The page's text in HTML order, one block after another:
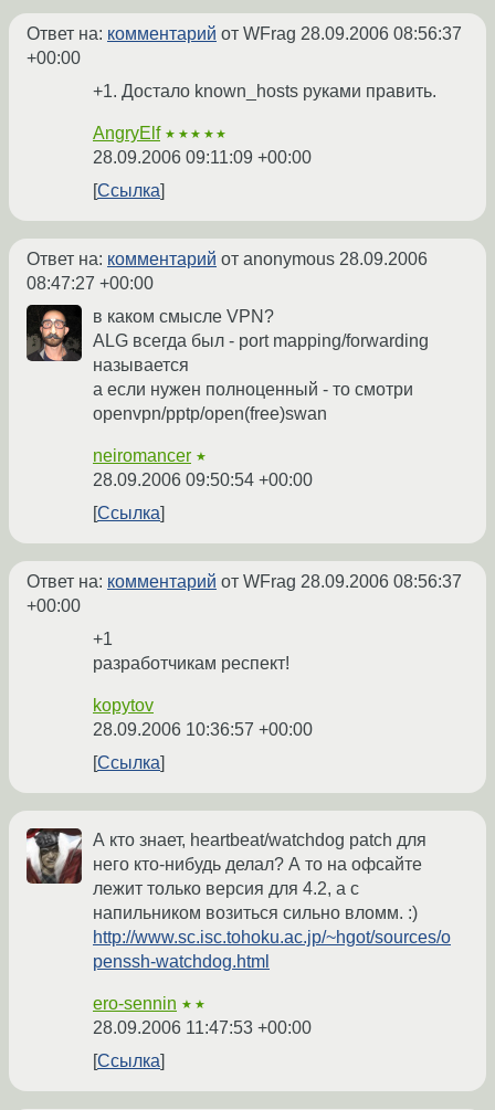
Ответ на: комментарий от WFrag 28.09.2006 08:56:37
+00:00
+1. Достало known_hosts руками править.
AngryElf ★★★★★
28.09.2006 09:11:09 +00:00
Ссылка
Ответ на: комментарий от anonymous 28.09.2006
08:47:27 +00:00
в каком смысле VPN?
ALG всегда был - port mapping/forwarding
называется
а если нужен полноценный - то смотри
openvpn/pptp/open(free)swan
neiromancer ★
28.09.2006 09:50:54 +00:00
Ссылка
Ответ на: комментарий от WFrag 28.09.2006 08:56:37
+00:00
+1
разработчикам респект!
kopytov
28.09.2006 10:36:57 +00:00
Ссылка
А кто знает, heartbeat/watchdog patch для
него кто-нибудь делал? А то на офсайте
лежит только версия для 4.2, а с
напильником возиться сильно вломм. :)
http://www.sc.isc.tohoku.ac.jp/~hgot/sources/o
penssh-watchdog.html
ero-sennin ★★
28.09.2006 11:47:53 +00:00
Ссылка